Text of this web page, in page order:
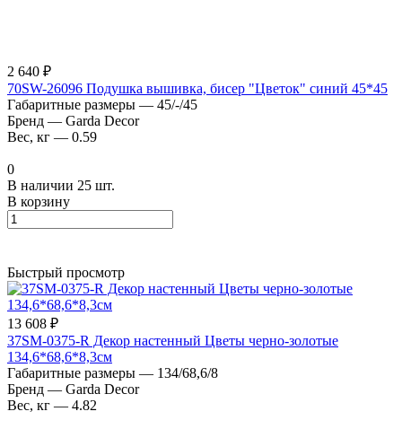
2 640 ₽
70SW-26096 Подушка вышивка, бисер "Цветок" синий 45*45
Габаритные размеры — 45/-/45
Бренд — Garda Decor
Вес, кг — 0.59
0
В наличии 25 шт.
В корзину
Быстрый просмотр
13 608 ₽
37SM-0375-R Декор настенный Цветы черно-золотые
134,6*68,6*8,3см
Габаритные размеры — 134/68,6/8
Бренд — Garda Decor
Вес, кг — 4.82